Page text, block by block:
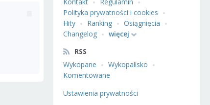
Polityka prywatności i cookies
Hity
Ranking
Osiągnięcia
Changelog
więcej
RSS
Wykopane
Wykopalisko
Komentowane
Ustawienia prywatności